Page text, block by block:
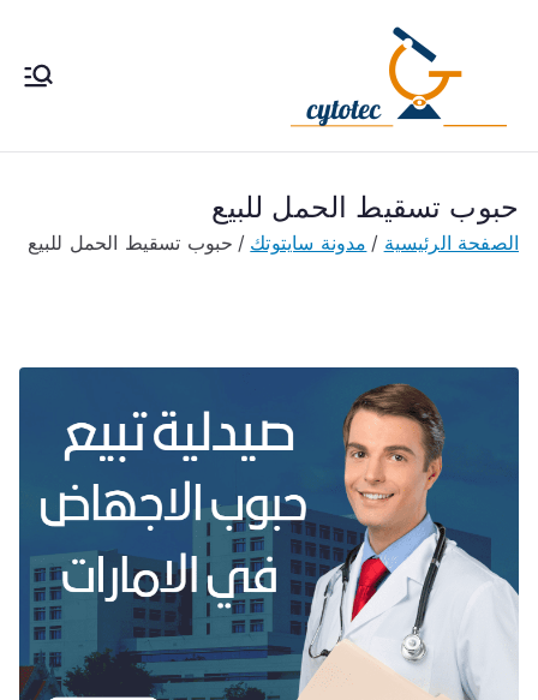
pills
يتوتك تحت إشراف طبى فى
مصر والكويت والسعودية
والأمارات
حبوب تسقيط الحمل للبيع
الصفحة الرئيسية مدونة سايتوتك حبوب تسقيط الحمل للبيع